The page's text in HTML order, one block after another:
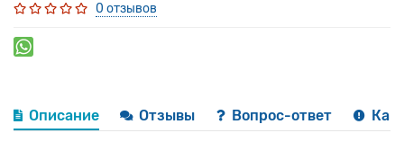
0 отзывов
Описание Отзывы Вопрос-ответ Как